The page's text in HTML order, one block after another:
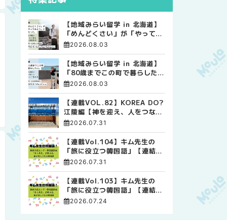
【地域みらい留学 in 北海道】
「めんどくさい」が「やってみ
よう」に変わった。 十勝の風
自由な高校生活
2026.08.03
【地域みらい留学 in 北海道】
「80歳までこの町で暮らした
い」 標津高校で踏み出した、
2026.08.03
【連載VOL.82】KOREA DO?
江陵編【神を迎え、人をつなぐ
時間 ― 江陵端午祭 】
2026.07.31
【連載Vol.104】キム先生の
「旅に役立つ韓国語」【連結語
尾について その4】
2026.07.31
【連載Vol.103】キム先生の
「旅に役立つ韓国語」【連結語
尾について その3】
2026.07.24